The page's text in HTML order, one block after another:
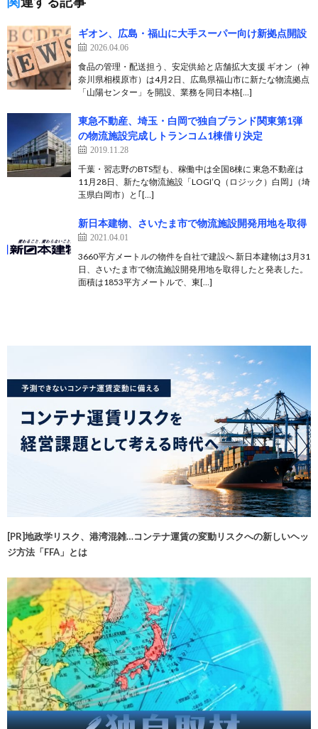
ギオン、広島・福山に大手スーパー向け新拠点開設
2026.04.06
食品の管理・配送担う、安定供給と店舗拡大支援 ギオン（神
奈川県相模原市）は4月2日、広島県福山市に新たな物流拠点
「山陽センター」を開設、業務を同日本格[…]
東急不動産、埼玉・白岡で独自ブランド関東第1弾
の物流施設完成しトランコム1棟借り決定
2019.11.28
千葉・習志野のBTS型も、稼働中は全国8棟に 東急不動産は
11月28日、新たな物流施設「LOGI’Q（ロジック）白岡｣（埼
玉県白岡市）と｢[…]
新日本建物、さいたま市で物流施設開発用地を取得
2021.04.01
3660平方メートルの物件を自社で建設へ 新日本建物は3月31
日、さいたま市で物流施設開発用地を取得したと発表した。
面積は1853平方メートルで、東[…]
[PR]地政学リスク、港湾混雑…コンテナ運賃の変動リスクへの新しいヘッ
ジ方法「FFA」とは